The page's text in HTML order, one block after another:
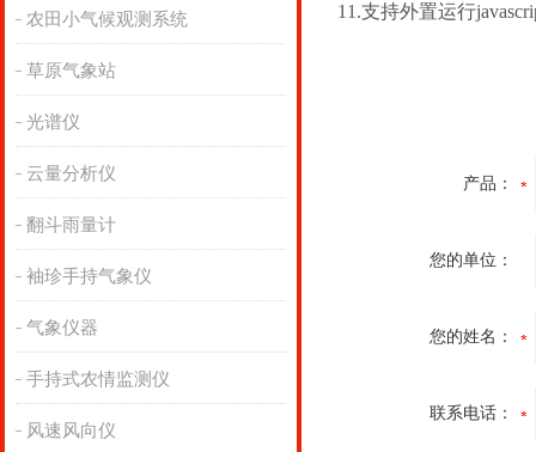
农田小气候观测系统
草原气象站
光谱仪
云量分析仪
翻斗雨量计
袖珍手持气象仪
气象仪器
手持式农情监测仪
风速风向仪
11.支持外置运行
产品：
您的单位：
您的姓名：
联系电话：